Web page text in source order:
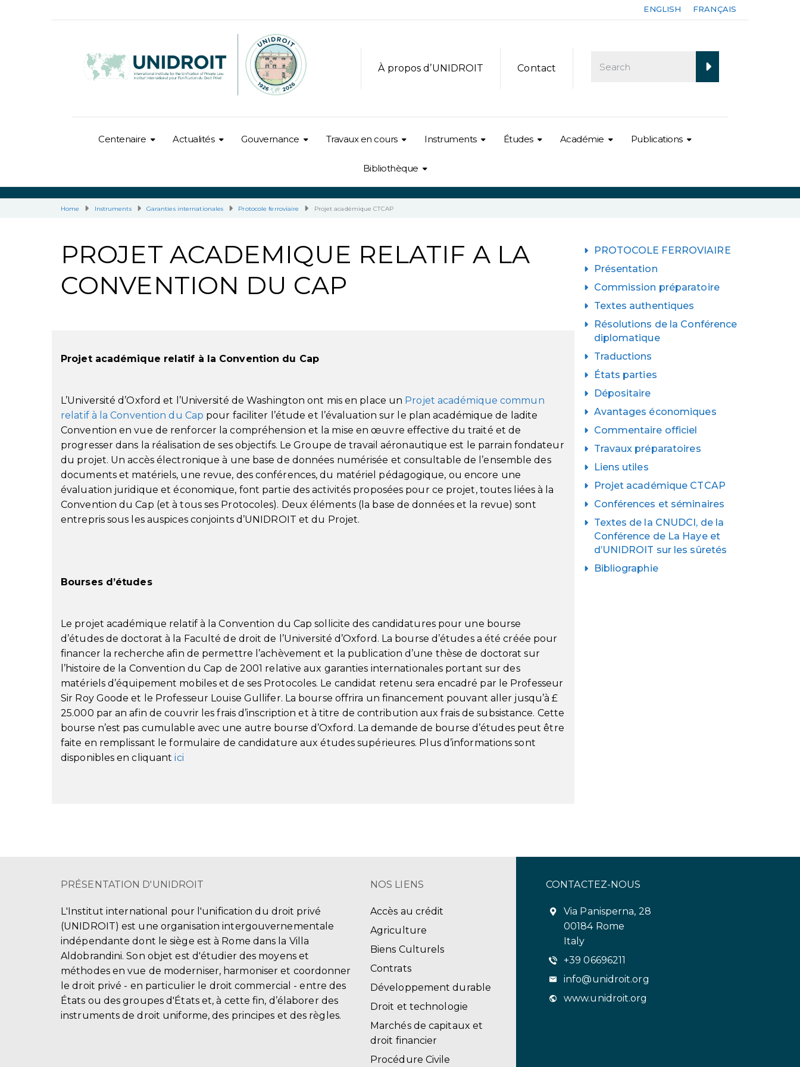
ENGLISH FRANÇAIS
À propos d’UNIDROIT Contact
Centenaire Actualités Gouvernance Travaux en cours Instruments Études Académie Publications
Bibliothèque
Home Instruments Garanties internationales Protocole ferroviaire Projet académique CTCAP
PROJET ACADEMIQUE RELATIF A LA
CONVENTION DU CAP
Projet académique relatif à la Convention du Cap
L’Université d’Oxford et l’Université de Washington ont mis en place un Projet académique commun
relatif à la Convention du Cap pour faciliter l’étude et l’évaluation sur le plan académique de ladite
Convention en vue de renforcer la compréhension et la mise en œuvre effective du traité et de
progresser dans la réalisation de ses objectifs. Le Groupe de travail aéronautique est le parrain fondateur
du projet. Un accès électronique à une base de données numérisée et consultable de l’ensemble des
documents et matériels, une revue, des conférences, du matériel pédagogique, ou encore une
évaluation juridique et économique, font partie des activités proposées pour ce projet, toutes liées à la
Convention du Cap (et à tous ses Protocoles). Deux éléments (la base de données et la revue) sont
entrepris sous les auspices conjoints d’UNIDROIT et du Projet.
Bourses d’études
Le projet académique relatif à la Convention du Cap sollicite des candidatures pour une bourse
d’études de doctorat à la Faculté de droit de l’Université d’Oxford. La bourse d’études a été créée pour
financer la recherche afin de permettre l’achèvement et la publication d’une thèse de doctorat sur
l’histoire de la Convention du Cap de 2001 relative aux garanties internationales portant sur des
matériels d’équipement mobiles et de ses Protocoles. Le candidat retenu sera encadré par le Professeur
Sir Roy Goode et le Professeur Louise Gullifer. La bourse offrira un financement pouvant aller jusqu’à £
25.000 par an afin de couvrir les frais d’inscription et à titre de contribution aux frais de subsistance. Cette
bourse n’est pas cumulable avec une autre bourse d’Oxford. La demande de bourse d’études peut être
faite en remplissant le formulaire de candidature aux études supérieures. Plus d’informations sont
disponibles en cliquantici
PROTOCOLE FERROVIAIRE
Présentation
Commission préparatoire
Textes authentiques
Résolutions de la Conférence
diplomatique
Traductions
États parties
Dépositaire
Avantages économiques
Commentaire officiel
Travaux préparatoires
Liens utiles
Projet académique CTCAP
Conférences et séminaires
Textes de la CNUDCI, de la
Conférence de La Haye et
d’UNIDROIT sur les sûretés
Bibliographie
PRÉSENTATION D'UNIDROIT
L'Institut international pour l'unification du droit privé
(UNIDROIT) est une organisation intergouvernementale
indépendante dont le siège est à Rome dans la Villa
Aldobrandini. Son objet est d'étudier des moyens et
méthodes en vue de moderniser, harmoniser et coordonner
le droit privé - en particulier le droit commercial - entre des
États ou des groupes d'États et, à cette fin, d’élaborer des
instruments de droit uniforme, des principes et des règles.
NOS LIENS
Accès au crédit
Agriculture
Biens Culturels
Contrats
Développement durable
Droit et technologie
Marchés de capitaux et
droit financier
Procédure Civile
CONTACTEZ-NOUS
Via Panisperna, 28
00184 Rome
Italy
+39 06696211
info@unidroit.org
www.unidroit.org